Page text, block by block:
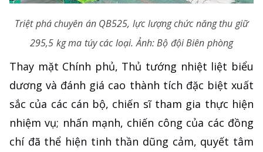
Triệt phá chuyên án QB525, lực lượng chức năng thu giữ
295,5 kg ma túy các loại. Ảnh: Bộ đội Biên phòng
Thay mặt Chính phủ, Thủ tướng nhiệt liệt biểu
dương và đánh giá cao thành tích đặc biệt xuất
sắc của các cán bộ, chiến sĩ tham gia thực hiện
nhiệm vụ; nhấn mạnh, chiến công của các đồng
chí đã thể hiện tinh thần dũng cảm, quyết tâm